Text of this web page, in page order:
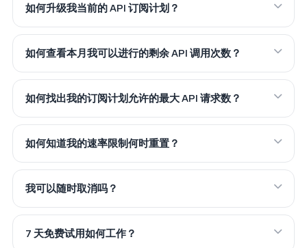
如何升级我当前的 API 订阅计划？
如何查看本月我可以进行的剩余 API 调用次数？
如何找出我的订阅计划允许的最大 API 请求数？
如何知道我的速率限制何时重置？
我可以随时取消吗？
7 天免费试用如何工作？